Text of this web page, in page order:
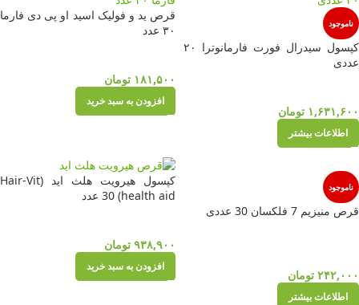
ناموجود
کپسول سیدرال فورت فارمانوترا ۲۰
عددی
۱,۶۳۱,۶۰۰ تومان
اطلاعات بیشتر
قرص ید و فولیک اسید او پی دی فارما
۳۰ عدد
۱۸۱,۵۰۰ تومان
افزودن به سبد خرید
ناموجود
قرص منیزیم 7 فلکسان 30 عددی
۲۴۲,۰۰۰ تومان
اطلاعات بیشتر
کپسول هیرویت هلث اید (Hair-Vit
health aid) 30 عدد
۹۳۸,۹۰۰ تومان
افزودن به سبد خرید